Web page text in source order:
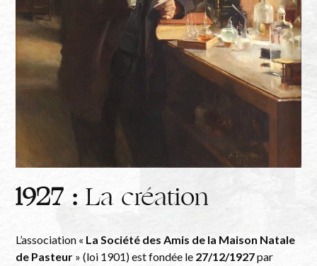
1927 : La création
L’association « La Société des Amis de la Maison Natale
de Pasteur » (loi 1901) est fondée le 27/12/1927par